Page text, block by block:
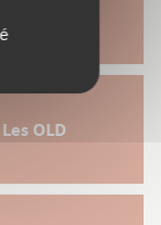
utiles
Les OLD